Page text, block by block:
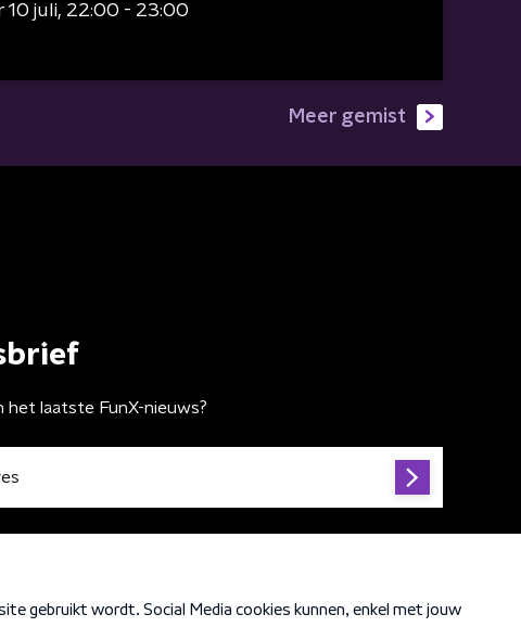
10 juli 22:00 - 23:00
Meer gemist
laatste FunX-nieuws?